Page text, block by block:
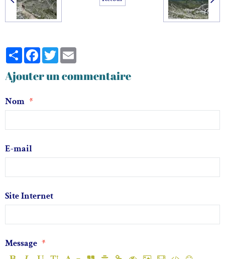
PartagerFacebook
Twitter
Ajouter un commentaire
Nom
E-mail
Site Internet
Message